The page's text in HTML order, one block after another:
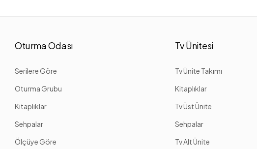
Oturma Odası
Serilere Göre
Oturma Grubu
Kitaplıklar
Sehpalar
Ölçüye Göre
Tv Ünitesi
Tv Ünite Takımı
Kitaplıklar
Tv Üst Ünite
Sehpalar
Tv Alt Ünite